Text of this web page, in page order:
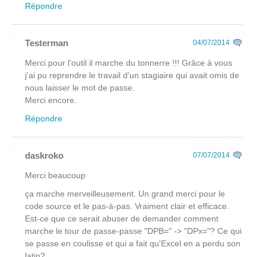
Répondre
Testerman 04/07/2014
Merci pour l'outil il marche du tonnerre !!! Grâce à vous
j'ai pu reprendre le travail d'un stagiaire qui avait omis de
nous laisser le mot de passe.
Merci encore.
Répondre
daskroko 07/07/2014
Merci beaucoup
ça marche merveilleusement. Un grand merci pour le
code source et le pas-à-pas. Vraiment clair et efficace.
Est-ce que ce serait abuser de demander comment
marche le tour de passe-passe "DPB=" -> "DPx="? Ce qui
se passe en coulisse et qui a fait qu'Excel en a perdu son